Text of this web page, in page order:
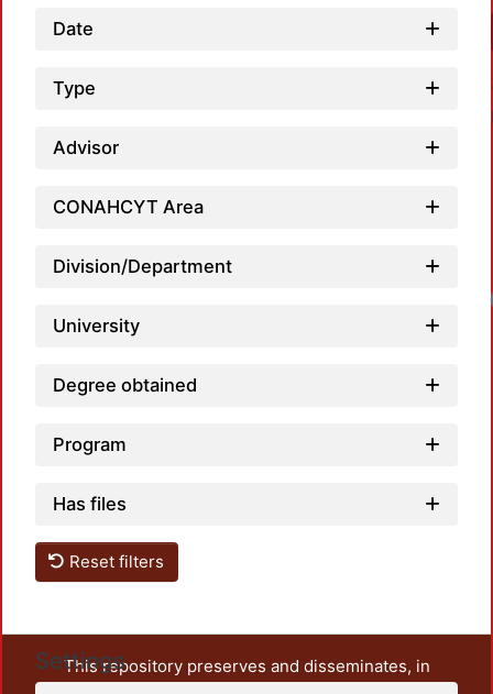
Date
Type
Advisor
CONAHCYT Area
Division/Department
University
Degree obtained
Program
Has files
Reset filters
Settings
This repository preserves and disseminates, in